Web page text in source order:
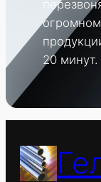
20 минут.